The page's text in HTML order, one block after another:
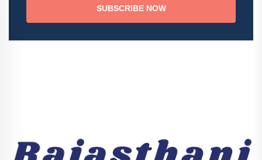
SUBSCRIBE NOW